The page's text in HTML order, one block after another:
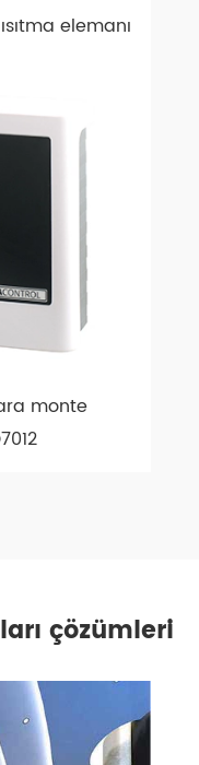
elemanı
monte
çözümleri